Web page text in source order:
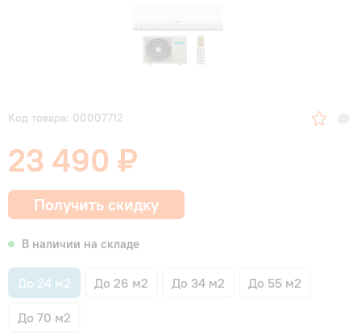
Код товара: 00007712
23 490 ₽
Получить скидку
В наличии на складе
До 24 м2 До 26 м2 До 34 м2 До 55 м2
До 70 м2